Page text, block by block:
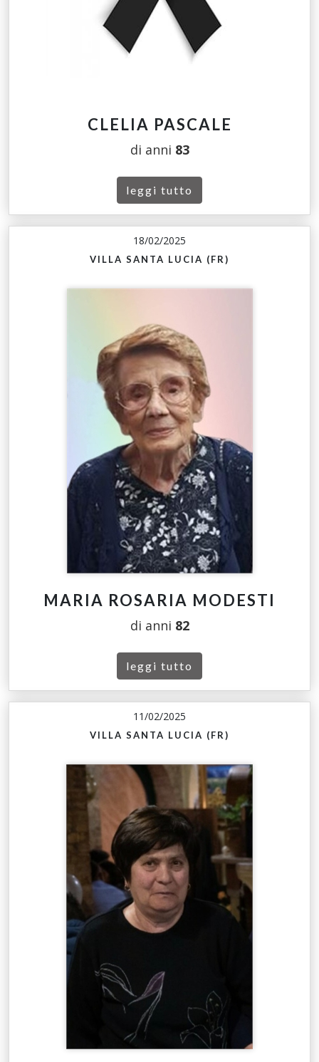
CLELIA PASCALE
di anni 83
leggi tutto
18/02/2025
VILLA SANTA LUCIA (FR)
MARIA ROSARIA MODESTI
di anni 82
leggi tutto
11/02/2025
VILLA SANTA LUCIA (FR)